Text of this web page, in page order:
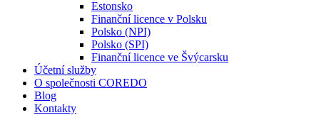
Estonsko
Finanční licence v Polsku
Polsko (NPI)
Polsko (SPI)
Finanční licence ve Švýcarsku
Účetní služby
O společnosti COREDO
Blog
Kontakty